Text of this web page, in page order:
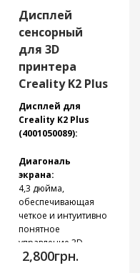
Дисплей
сенсорный
для 3D
принтера
Creality K2 Plus
Дисплей для
Creality K2 Plus
(4001050089):
Диагональ
экрана:
4,3 дюйма,
обеспечивающая
четкое и интуитивно
понятное
управление 3D-
принтером.
2,800грн.